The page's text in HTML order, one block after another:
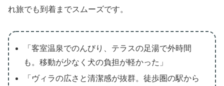
れ旅でも到着までスムーズです。
「客室温泉でのんびり、テラスの足湯で外時間
も。移動が少なく犬の負担が軽かった」
「ヴィラの広さと清潔感が抜群。徒歩圏の駅から